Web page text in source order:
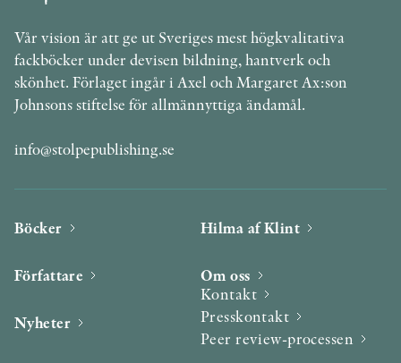
Vår vision är att ge ut Sveriges mest högkvalitativa
fackböcker under devisen bildning, hantverk och
skönhet. Förlaget ingår i Axel och Margaret Ax:son
Johnsons stiftelse för allmännyttiga ändamål.
info@stolpepublishing.se
Böcker
Författare
Nyheter
Hilma af Klint
Om oss
Kontakt
Presskontakt
Peer review-processen